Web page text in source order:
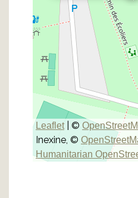
Leaflet| ©
Inexine, ©
Humanitarian